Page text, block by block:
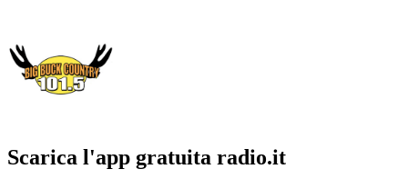
Scarica l'app gratuita radio.it